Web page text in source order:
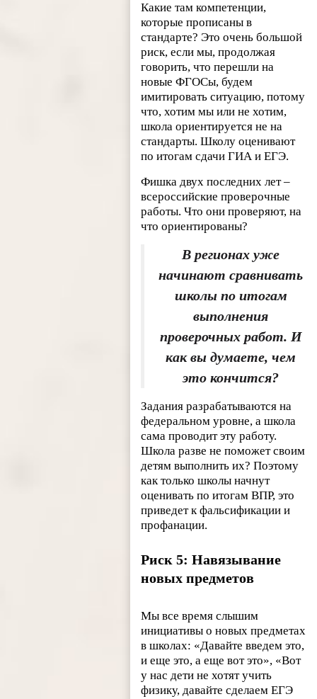
Какие там компетенции,
которые прописаны в
стандарте? Это очень большой
риск, если мы, продолжая
говорить, что перешли на
новые ФГОСы, будем
имитировать ситуацию, потому
что, хотим мы или не хотим,
школа ориентируется не на
стандарты. Школу оценивают
по итогам сдачи ГИА и ЕГЭ.
Фишка двух последних лет –
всероссийские проверочные
работы. Что они проверяют, на
что ориентированы?
В регионах уже
начинают сравнивать
школы по итогам
выполнения
проверочных работ. И
как вы думаете, чем
это кончится?
Задания разрабатываются на
федеральном уровне, а школа
сама проводит эту работу.
Школа разве не поможет своим
детям выполнить их? Поэтому
как только школы начнут
оценивать по итогам ВПР, это
приведет к фальсификации и
профанации.
Риск 5: Навязывание
новых предметов
Мы все время слышим
инициативы о новых предметах
в школах: «Давайте введем это,
и еще это, а еще вот это», «Вот
у нас дети не хотят учить
физику, давайте сделаем ЕГЭ